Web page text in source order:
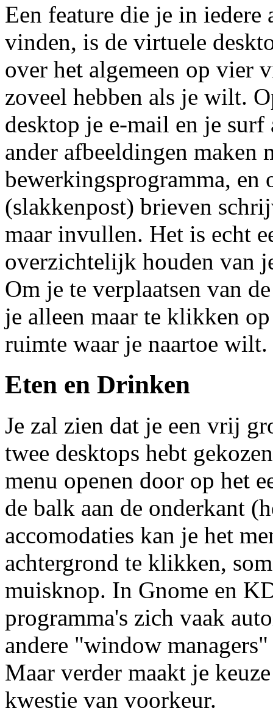
Een feature die je in
vinden, is de virtuele
over het algemeen op vier
zoveel hebben als je wilt.
desktop je e-mail en je
ander afbeeldingen maken
bewerkingsprogramma, en
(slakkenpost) brieven
maar invullen. Het is echt
overzichtelijk houden van
Om je te verplaatsen van
je alleen maar te klikken
ruimte waar je naartoe wilt.
Eten en Drinken
Je zal zien dat je een vrij
twee desktops hebt
menu openen door op het
de balk aan de onderkant
accomodaties kan je het
achtergrond te klikken,
muisknop. In Gnome en
programma's zich vaak
andere "window
Maar verder maakt je
kwestie van voorkeur.